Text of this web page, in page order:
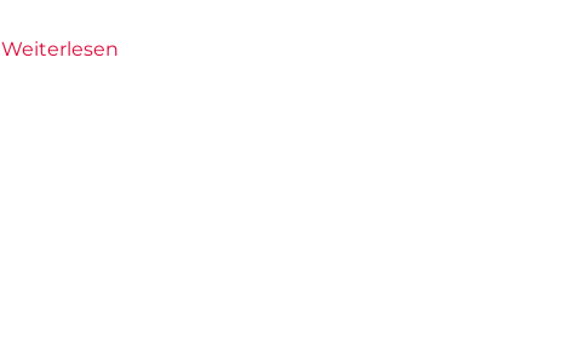
Weiterlesen